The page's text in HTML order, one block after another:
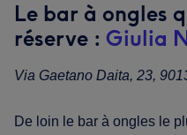
Le bar à ongles
réserve : Giulia
Via Gaetano Daita, 23,
De loin le bar à ongles le